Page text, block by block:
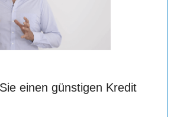
einen günstigen Kredit